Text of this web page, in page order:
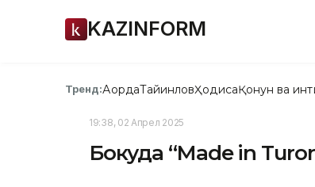
KAZINFORM
Тренд:АқордаТайинловҲодисаҚонун ва
19:38, 02 Апрел 2025
Бокуда “Made in